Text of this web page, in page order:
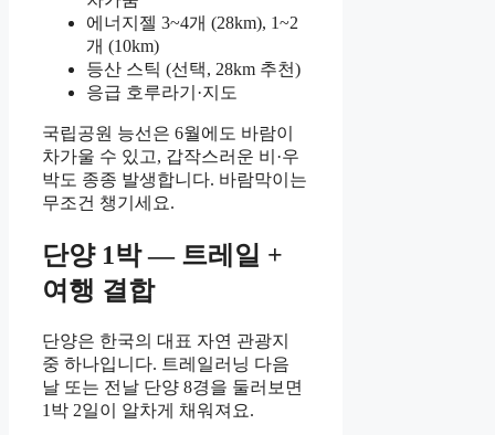
에너지젤 3~4개 (28km), 1~2
개 (10km)
등산 스틱 (선택, 28km 추천)
응급 호루라기·지도
국립공원 능선은 6월에도 바람이
차가울 수 있고, 갑작스러운 비·우
박도 종종 발생합니다. 바람막이는
무조건 챙기세요.
단양 1박 — 트레일 +
여행 결합
단양은 한국의 대표 자연 관광지
중 하나입니다. 트레일러닝 다음
날 또는 전날 단양 8경을 둘러보면
1박 2일이 알차게 채워져요.